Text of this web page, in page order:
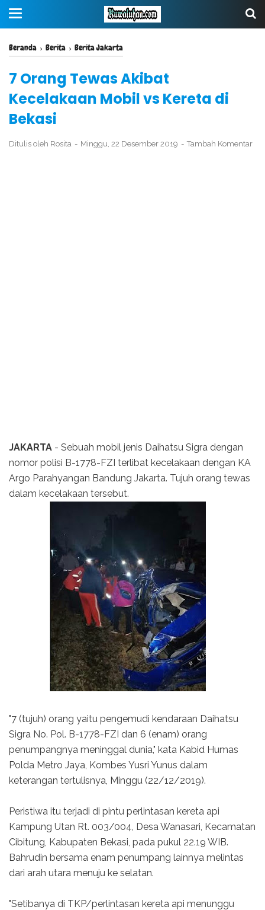
Beranda › Berita › Berita Jakarta
7 Orang Tewas Akibat
Kecelakaan Mobil vs Kereta di
Bekasi
Ditulis oleh Rosita Minggu, 22 Desember 2019 Tambah Komentar
JAKARTA - Sebuah mobil jenis Daihatsu Sigra dengan
nomor polisi B-1778-FZI terlibat kecelakaan dengan KA
Argo Parahyangan Bandung Jakarta. Tujuh orang tewas
dalam kecelakaan tersebut.
"7 (tujuh) orang yaitu pengemudi kendaraan Daihatsu
Sigra No. Pol. B-1778-FZI dan 6 (enam) orang
penumpangnya meninggal dunia," kata Kabid Humas
Polda Metro Jaya, Kombes Yusri Yunus dalam
keterangan tertulisnya, Minggu (22/12/2019).
Peristiwa itu terjadi di pintu perlintasan kereta api
Kampung Utan Rt. 003/004, Desa Wanasari, Kecamatan
Cibitung, Kabupaten Bekasi, pada pukul 22.19 WIB.
Bahrudin bersama enam penumpang lainnya melintas
dari arah utara menuju ke selatan.
"Setibanya di TKP/perlintasan kereta api menunggu